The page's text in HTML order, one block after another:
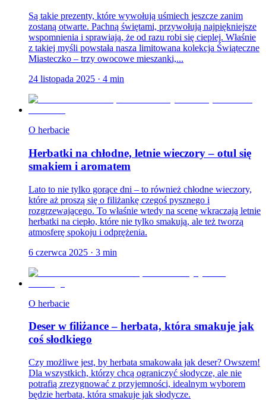
Są takie prezenty, które wywołują uśmiech jeszcze zanim
zostaną otwarte. Pachną świętami, przywołują najpiękniejsze
wspomnienia i sprawiają, że od razu robi się cieplej. Właśnie
z takiej myśli powstała nasza limitowana kolekcja Świąteczne
Miasteczko – trzy owocowe mieszanki,...
24 listopada 2025 · 4 min
O herbacie
Herbatki na chłodne, letnie wieczory – otul się
smakiem i aromatem
Lato to nie tylko gorące dni – to również chłodne wieczory,
które aż proszą się o filiżankę czegoś pysznego i
rozgrzewającego. To właśnie wtedy na scenę wkraczają letnie
herbatki na ciepło, które nie tylko smakują, ale też tworzą
atmosferę spokoju i odprężenia.
6 czerwca 2025 · 3 min
O herbacie
Deser w filiżance – herbata, która smakuje jak
coś słodkiego
Czy możliwe jest, by herbata smakowała jak deser? Owszem!
Dla wszystkich, którzy chcą ograniczyć słodycze, ale nie
potrafią zrezygnować z przyjemności, idealnym wyborem
będzie herbata, która smakuje jak słodycze.